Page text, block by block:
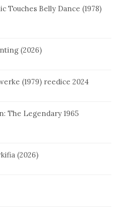
Touches Belly Dance (1978)
(2026)
(1979) reedice 2024
The Legendary 1965
(2026)